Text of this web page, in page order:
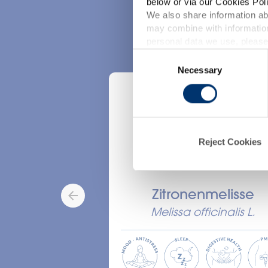
We also share information
may combine with
Selection
Necessary
Reject Cookies
Zitronenmelisse
Melissa officinalis L.